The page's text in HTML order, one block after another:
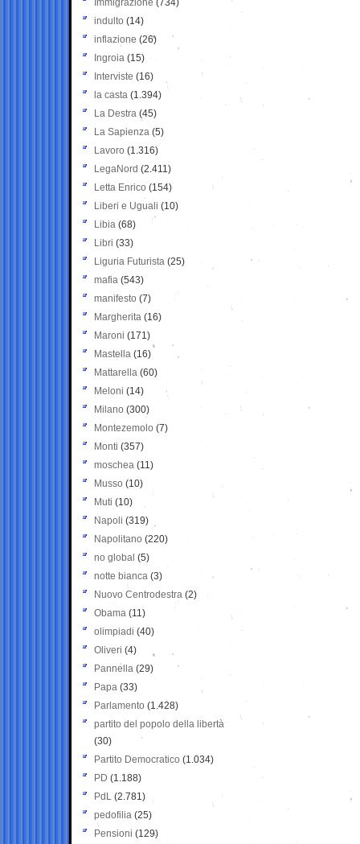
Immigrazione (734)
indulto (14)
inflazione (26)
Ingroia (15)
Interviste (16)
la casta (1.394)
La Destra (45)
La Sapienza (5)
Lavoro (1.316)
LegaNord (2.411)
Letta Enrico (154)
Liberi e Uguali (10)
Libia (68)
Libri (33)
Liguria Futurista (25)
mafia (543)
manifesto (7)
Margherita (16)
Maroni (171)
Mastella (16)
Mattarella (60)
Meloni (14)
Milano (300)
Montezemolo (7)
Monti (357)
moschea (11)
Musso (10)
Muti (10)
Napoli (319)
Napolitano (220)
no global (5)
notte bianca (3)
Nuovo Centrodestra (2)
Obama (11)
olimpiadi (40)
Oliveri (4)
Pannella (29)
Papa (33)
Parlamento (1.428)
partito del popolo della libertà
(30)
Partito Democratico (1.034)
PD (1.188)
PdL (2.781)
pedofilia (25)
Pensioni (129)